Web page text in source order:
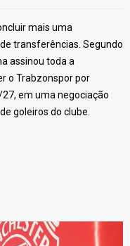
mais uma
transferências. Segundo
assinou toda a
o Trabzonspor por
em uma negociação
goleiros do clube.